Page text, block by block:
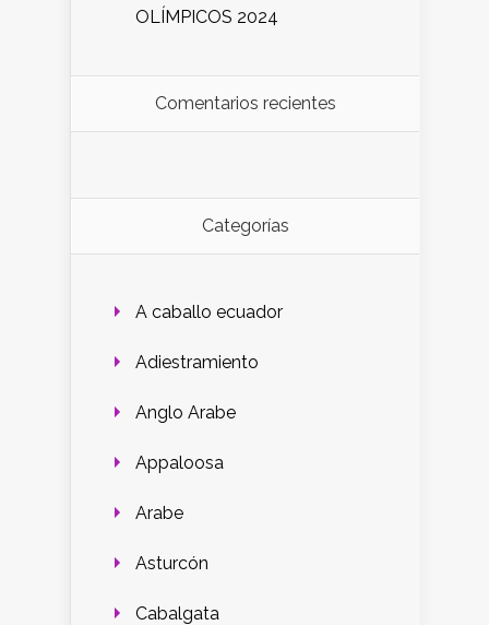
OLÍMPICOS 2024
Comentarios recientes
Categorías
A caballo ecuador
Adiestramiento
Anglo Arabe
Appaloosa
Arabe
Asturcón
Cabalgata